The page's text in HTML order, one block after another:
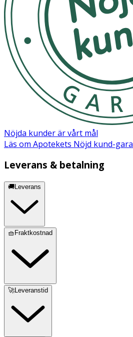
Macrocarpon (Cranberry) Seed
(Castor) Seed Oil, Helianthus
Oil, Malpighia Emarginata
Cupana (Guarana) Fruit Extract,
Camu Berry) Fruit Extract,
Buckthorn) Fruit Extract.
Nöjda kunder är vårt mål
Läs om Apotekets Nöjd kund-
Leverans & betalning
🚚Leverans
🧺Fraktkostnad
🚀Leveranstid